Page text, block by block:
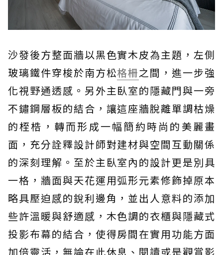
沙發後方整面牆以黑色實木皮為主題，左側
玻璃鐵件穿梭於南方松格柵之間，進一步強
化視野通透感。另外主臥室的隱藏門與一旁
不鏽鋼層板的結合，讓這座牆脫離單調枯燥
的桎梏，轉而形成一幅簡約時尚的美麗畫
面，充分詮釋設計師對建材與空間互動關係
的深刻理解。至於主臥室內的設計更是別具
一格，牆面與天花運用弧形元素修飾掉原本
略具壓迫感的銳利邊角，並出人意料的添加
些許溫暖與舒適感，木色調的衣櫃與隱藏式
投影布幕的結合，使得房間在實用功能方面
加倍靈活，無論在此休息、閱讀或是觀賞影